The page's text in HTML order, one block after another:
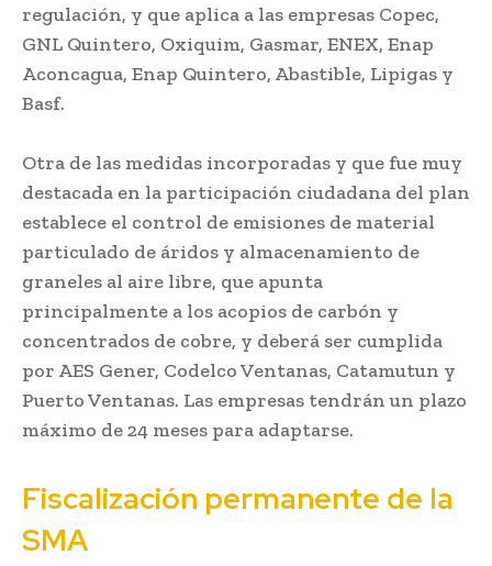
regulación, y que aplica a las empresas Copec,
GNL Quintero, Oxiquim, Gasmar, ENEX, Enap
Aconcagua, Enap Quintero, Abastible, Lipigas y
Basf.
Otra de las medidas incorporadas y que fue muy
destacada en la participación ciudadana del plan
establece el control de emisiones de material
particulado de áridos y almacenamiento de
graneles al aire libre, que apunta
principalmente a los acopios de carbón y
concentrados de cobre, y deberá ser cumplida
por AES Gener, Codelco Ventanas, Catamutun y
Puerto Ventanas. Las empresas tendrán un plazo
máximo de 24 meses para adaptarse.
Fiscalización permanente de la
SMA